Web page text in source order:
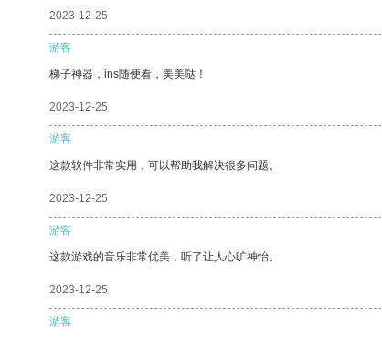
2023-12-25
游客
梯子神器，ins随便看，美美哒！
2023-12-25
游客
这款软件非常实用，可以帮助我解决很多问题。
2023-12-25
游客
这款游戏的音乐非常优美，听了让人心旷神怡。
2023-12-25
游客